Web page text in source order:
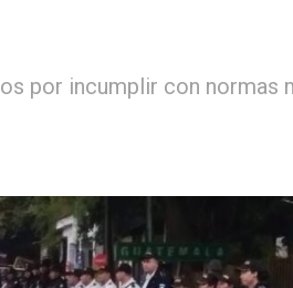
por incumplir con normas